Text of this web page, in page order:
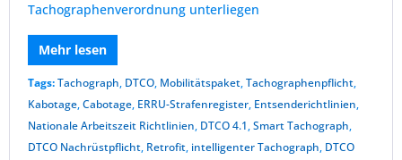
Tachographenverordnung unterliegen
Mehr lesen
Tags:Tachograph, DTCO, Mobilitätspaket,Tachographenpflicht,
Kabotage,Cabotage, ERRU-Strafenregister, Entsenderichtlinien,
Nationale Arbeitszeit Richtlinien, DTCO 4.1,Smart Tachograph,
DTCO Nachrüstpflicht, Retrofit, intelligenter Tachograph, DTCO